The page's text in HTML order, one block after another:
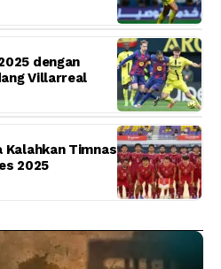
dengan
Villarreal
Timnas
2025